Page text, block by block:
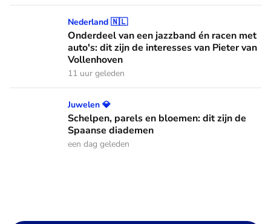
Onderdeel van een jazzband én racen met auto's: dit zijn
Nederland 🇳🇱
Onderdeel van een jazzband én racen met
auto's: dit zijn de interesses van Pieter van
Vollenhoven
11 uur geleden
Schelpen, parels en bloemen: dit zijn de Spaanse diademen
Juwelen 💎
Schelpen, parels en bloemen: dit zijn de
Spaanse diademen
een dag geleden